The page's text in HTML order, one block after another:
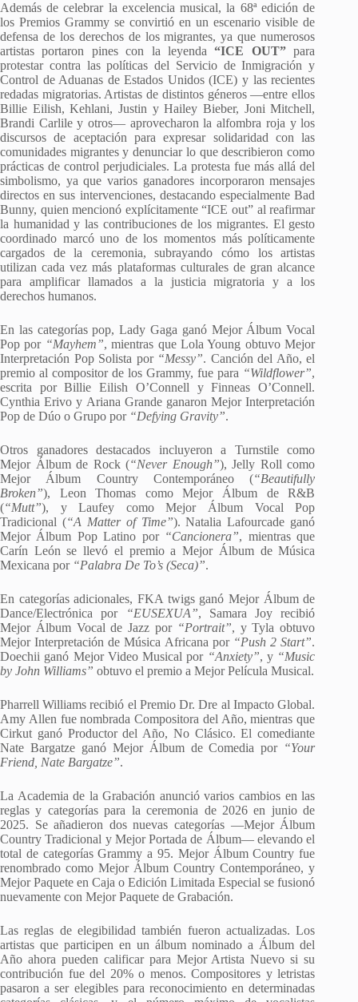
Además de celebrar la excelencia musical, la 68ª edición de
los Premios Grammy se convirtió en un escenario visible de
defensa de los derechos de los migrantes, ya que numerosos
artistas portaron pines con la leyenda“ICE OUT”para
protestar contra las políticas del Servicio de Inmigración y
Control de Aduanas de Estados Unidos (ICE) y las recientes
redadas migratorias. Artistas de distintos géneros —entre ellos
Billie Eilish, Kehlani, Justin y Hailey Bieber, Joni Mitchell,
Brandi Carlile y otros— aprovecharon la alfombra roja y los
discursos de aceptación para expresar solidaridad con las
comunidades migrantes y denunciar lo que describieron como
prácticas de control perjudiciales. La protesta fue más allá del
simbolismo, ya que varios ganadores incorporaron mensajes
directos en sus intervenciones, destacando especialmente Bad
Bunny, quien mencionó explícitamente “ICE out” al reafirmar
la humanidad y las contribuciones de los migrantes. El gesto
coordinado marcó uno de los momentos más políticamente
cargados de la ceremonia, subrayando cómo los artistas
utilizan cada vez más plataformas culturales de gran alcance
para amplificar llamados a la justicia migratoria y a los
derechos humanos.
En las categorías pop, Lady Gaga ganó Mejor Álbum Vocal
Pop por “Mayhem”, mientras que Lola Young obtuvo Mejor
Interpretación Pop Solista por “Messy”. Canción del Año, el
premio al compositor de los Grammy, fue para “Wildflower”,
escrita por Billie Eilish O’Connell y Finneas O’Connell.
Cynthia Erivo y Ariana Grande ganaron Mejor Interpretación
Pop de Dúo o Grupo por “Defying Gravity”.
Otros ganadores destacados incluyeron a Turnstile como
Mejor Álbum de Rock (“Never Enough”), Jelly Roll como
Mejor Álbum Country Contemporáneo (“Beautifully
Broken”), Leon Thomas como Mejor Álbum de R&B
(“Mutt”), y Laufey como Mejor Álbum Vocal Pop
Tradicional (“A Matter of Time”). Natalia Lafourcade ganó
Mejor Álbum Pop Latino por “Cancionera”, mientras que
Carín León se llevó el premio a Mejor Álbum de Música
Mexicana por “Palabra De To’s (Seca)”.
En categorías adicionales, FKA twigs ganó Mejor Álbum de
Dance/Electrónica por
“EUSEXUA”, Samara Joy recibió
Mejor Álbum Vocal de Jazz por “Portrait”, y Tyla obtuvo
Mejor Interpretación de Música Africana por “Push 2 Start”.
Doechii ganó Mejor Video Musical por “Anxiety”, y “Music
by John Williams” obtuvo el premio a Mejor Película Musical.
Pharrell Williams recibió el Premio Dr. Dre al Impacto Global.
Amy Allen fue nombrada Compositora del Año, mientras que
Cirkut ganó Productor del Año, No Clásico. El comediante
Nate Bargatze ganó Mejor Álbum de Comedia por “Your
Friend, Nate Bargatze”.
La Academia de la Grabación anunció varios cambios en las
reglas y categorías para la ceremonia de 2026 en junio de
2025. Se añadieron dos nuevas categorías —Mejor Álbum
Country Tradicional y Mejor Portada de Álbum— elevando el
total de categorías Grammy a 95. Mejor Álbum Country fue
renombrado como Mejor Álbum Country Contemporáneo, y
Mejor Paquete en Caja o Edición Limitada Especial se fusionó
nuevamente con Mejor Paquete de Grabación.
Las reglas de elegibilidad también fueron actualizadas. Los
artistas que participen en un álbum nominado a Álbum del
Año ahora pueden calificar para Mejor Artista Nuevo si su
contribución fue del 20% o menos. Compositores y letristas
pasaron a ser elegibles para reconocimiento en determinadas